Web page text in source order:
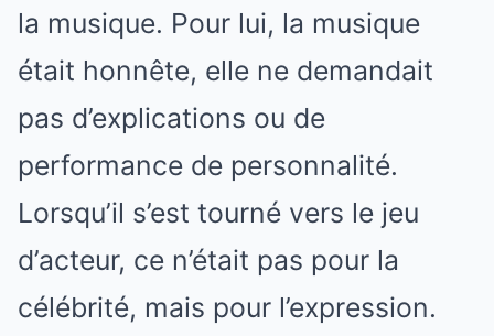
la musique. Pour lui, la musique
était honnête, elle ne demandait
pas d’explications ou de
performance de personnalité.
Lorsqu’il s’est tourné vers le jeu
d’acteur, ce n’était pas pour la
célébrité, mais pour l’expression.